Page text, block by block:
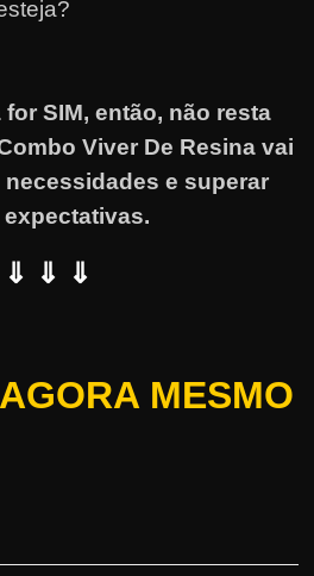
SIM, então, não resta
Viver De Resina vai
e superar
⇓ ⇓ ⇓
MESMO